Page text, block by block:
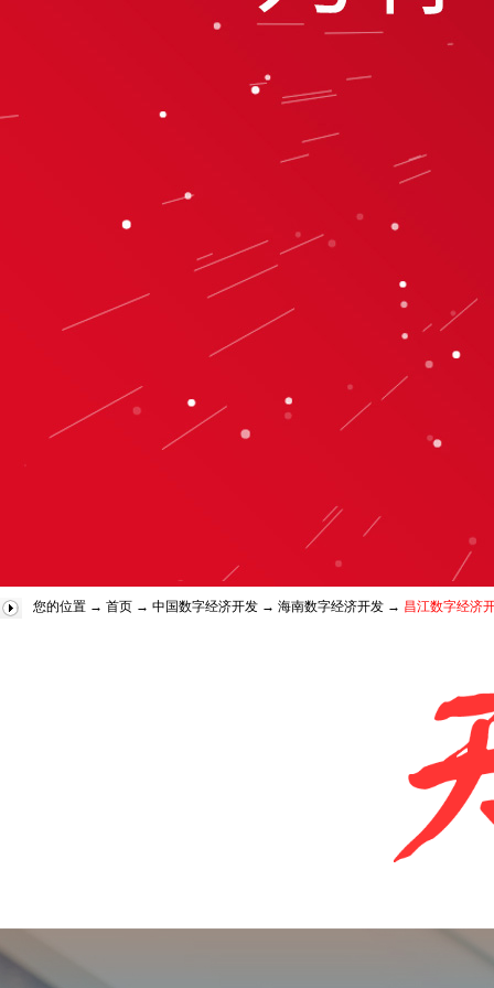
您的位置 → 首页 → 中国数字经济开发 → 海南数字经济开发 → 昌江数字经济